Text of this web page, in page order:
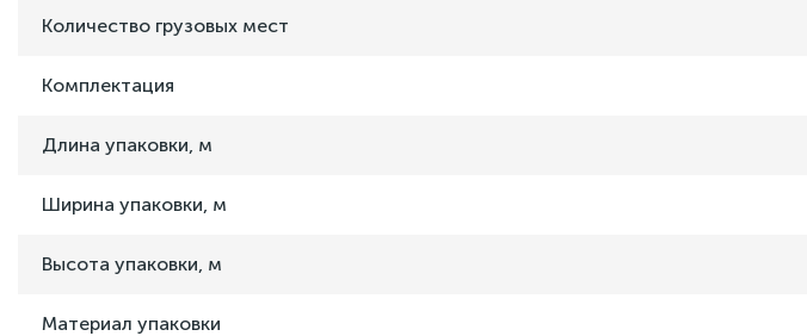
Количество грузовых мест
Комплектация
Длина упаковки, м
Ширина упаковки, м
Высота упаковки, м
Материал упаковки